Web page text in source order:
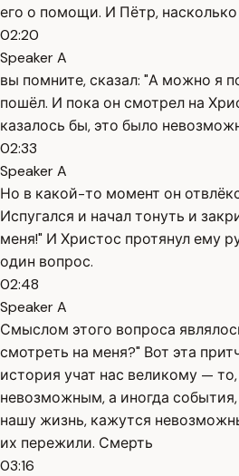
его о помощи. И Пётр, насколько
02:20
Speaker A
вы помните, сказал: "А можно я
пошёл. И пока он смотрел на
казалось бы, это было
02:33
Speaker A
Но в какой-то момент он
Испугался и начал тонуть и
меня!" И Христос протянул ему
один вопрос.
02:48
Speaker A
Смыслом этого вопроса
смотреть на меня?" Вот эта
история учат нас великому —
невозможным, а иногда
нашу жизнь, кажутся
их пережили. Смерть
03:16